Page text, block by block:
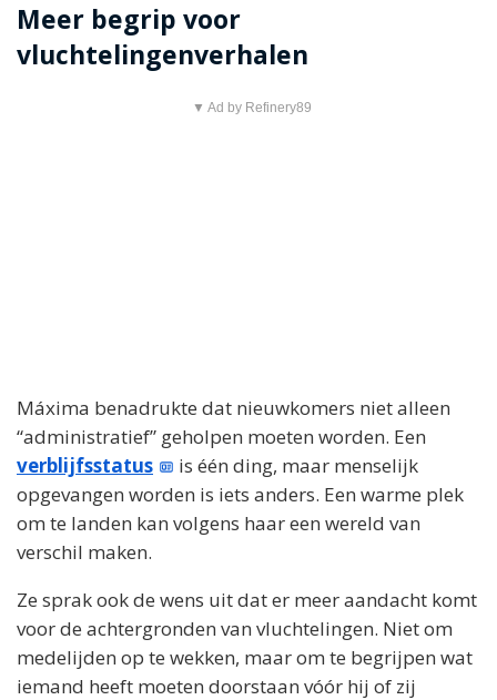
Meer begrip voor
vluchtelingenverhalen
▼ Ad by Refinery89
Máxima benadrukte dat nieuwkomers niet alleen
“administratief” geholpen moeten worden. Een
verblijfsstatus
is één ding, maar menselijk
opgevangen worden is iets anders. Een warme plek
om te landen kan volgens haar een wereld van
verschil maken.
Ze sprak ook de wens uit dat er meer aandacht komt
voor de achtergronden van vluchtelingen. Niet om
medelijden op te wekken, maar om te begrijpen wat
iemand heeft moeten doorstaan vóór hij of zij